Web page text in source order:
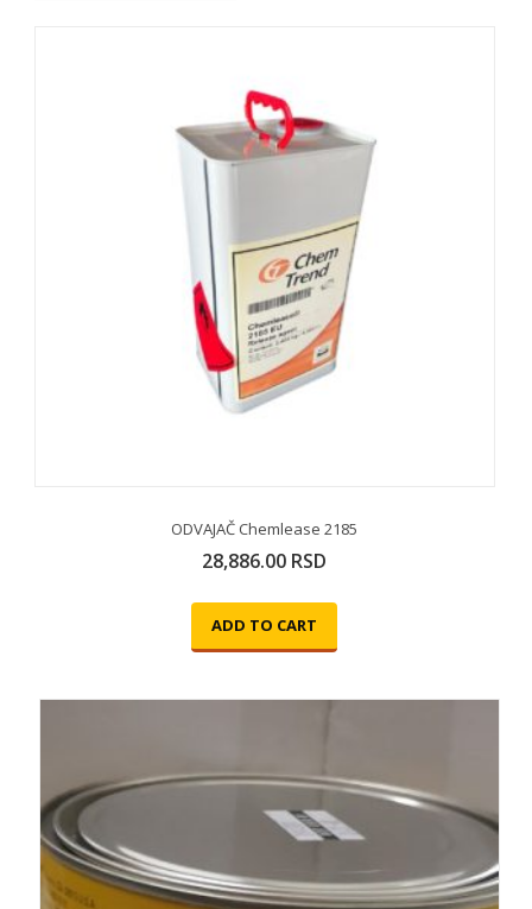
ODVAJAČ Chemlease 2185
28,886.00 RSD
ADD TO CART